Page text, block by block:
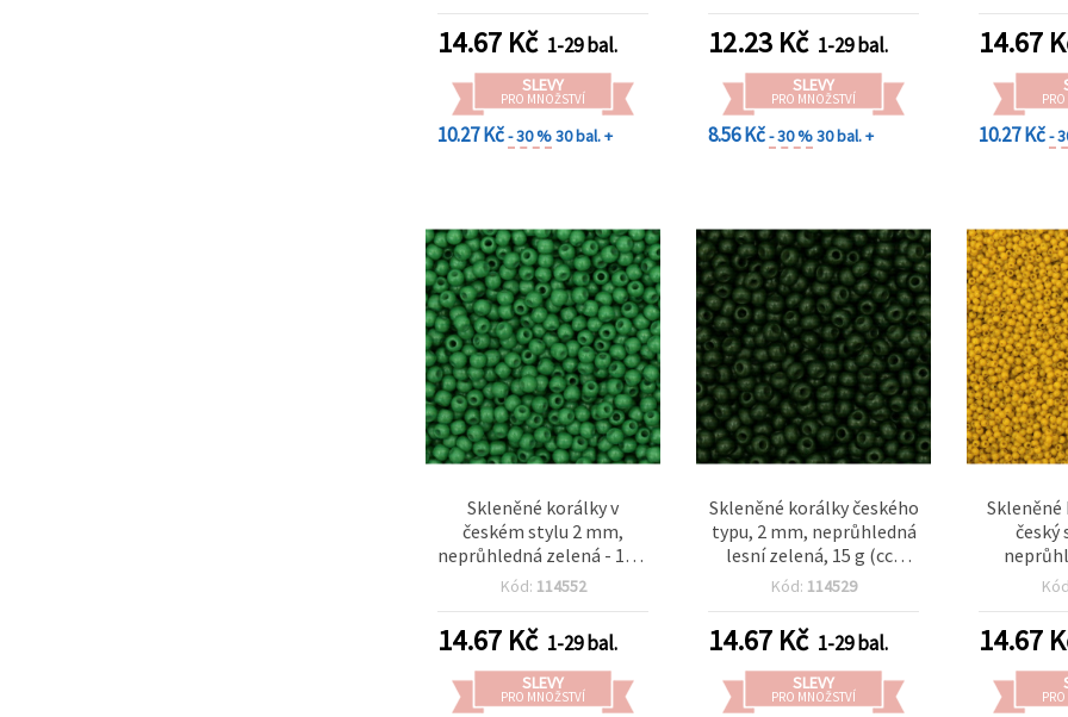
14.67 Kč 1-29 bal.
SLEVY
PRO MNOŽSTVÍ
10.27 Kč- 30 %30 bal. +
12.23 Kč 1-29 bal.
SLEVY
PRO MNOŽSTVÍ
8.56 Kč- 30 %30 bal. +
tvoření –
14.67
10.27 Kč-
Skleněné korálky v
českém stylu 2 mm,
neprůhledná zelená - 15 g
(cca 2050 ks)
Kód: 114552
14.67 Kč 1-29 bal.
SLEVY
PRO MNOŽSTVÍ
Skleněné korálky českého
typu, 2 mm, neprůhledná
lesní zelená, 15 g (cca
2050 ks)
Kód: 114529
14.67 Kč 1-29 bal.
SLEVY
PRO MNOŽSTVÍ
český
14.67